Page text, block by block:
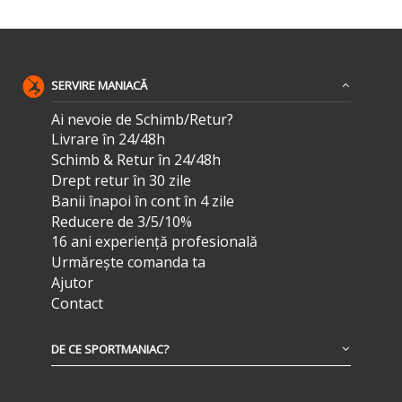
SERVIRE MANIACĂ
Ai nevoie de Schimb/Retur?
Livrare în 24/48h
Schimb & Retur în 24/48h
Drept retur în 30 zile
Banii înapoi în cont în 4 zile
Reducere de 3/5/10%
16 ani experiență profesională
Urmărește comanda ta
Ajutor
Contact
DE CE SPORTMANIAC?